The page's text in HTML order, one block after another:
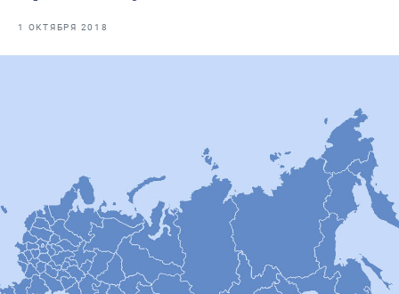
1 ОКТЯБРЯ 2018